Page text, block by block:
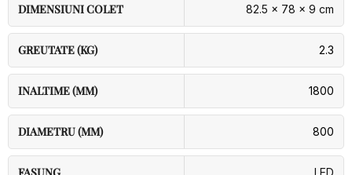
DIMENSIUNI COLET 82.5 × 78 × 9 cm
GREUTATE (KG) 2.3
INALTIME (MM) 1800
DIAMETRU (MM) 800
LED